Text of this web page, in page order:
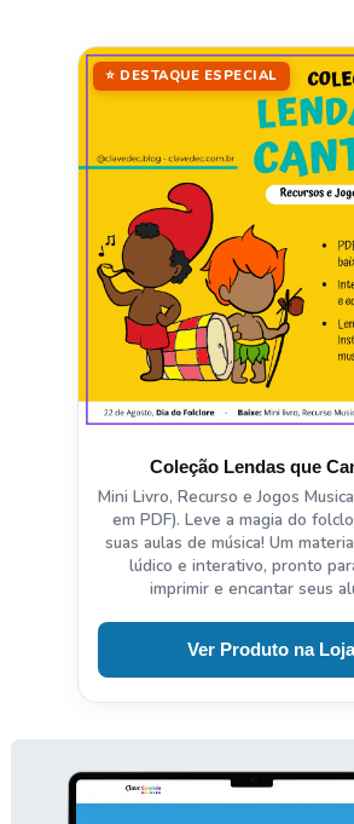
⭐ DESTAQUE ESPECIAL
Coleção Lendas que
Mini Livro, Recurso e Jogos
em PDF). Leve a magia do
suas aulas de música! Um
lúdico e interativo, pronto
imprimir e encantar seus
Ver Produto na Loja